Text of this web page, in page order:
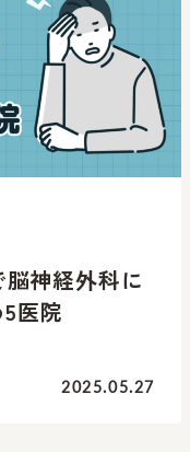
脳神経外科に
医院
2025.05.27